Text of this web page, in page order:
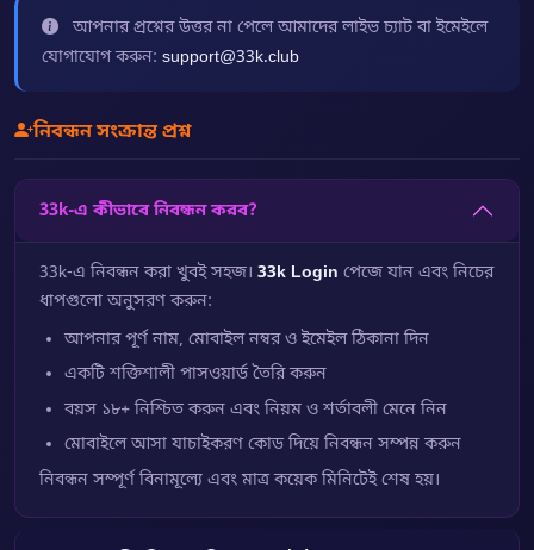
আপনার প্রশ্নের উত্তর না পেলে আমাদের লাইভ চ্যাট বা ইমেইলে
যোগাযোগ করুন: support@33k.club
নিবন্ধন সংক্রান্ত প্রশ্ন
33k-এ কীভাবে নিবন্ধন করব?
33k-এ নিবন্ধন করা খুবই সহজ। 33k Login পেজে যান এবং নিচের
ধাপগুলো অনুসরণ করুন:
আপনার পূর্ণ নাম, মোবাইল নম্বর ও ইমেইল ঠিকানা দিন
একটি শক্তিশালী পাসওয়ার্ড তৈরি করুন
বয়স ১৮+ নিশ্চিত করুন এবং নিয়ম ও শর্তাবলী মেনে নিন
মোবাইলে আসা যাচাইকরণ কোড দিয়ে নিবন্ধন সম্পন্ন করুন
নিবন্ধন সম্পূর্ণ বিনামূল্যে এবং মাত্র কয়েক মিনিটেই শেষ হয়।